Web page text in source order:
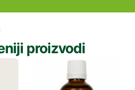
proizvodi